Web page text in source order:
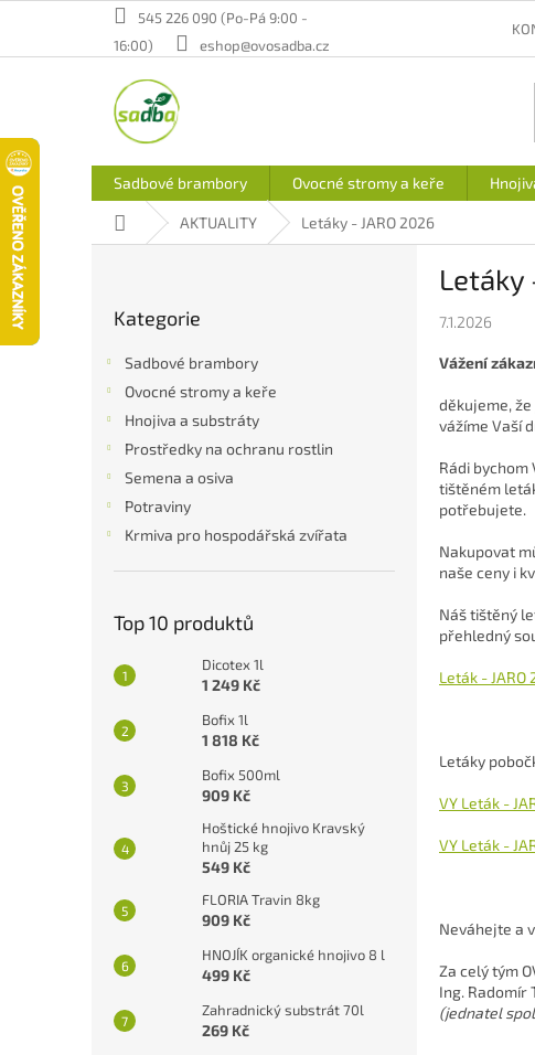
545 226 090 (Po-Pá 9:00 -
16:00)
eshop@ovosadba.cz
Sadbové brambory Ovocné stromy a keře
Domů AKTUALITY Letáky - JARO 2026
kategorie
Kategorie
Sadbové brambory
Ovocné stromy a keře
Hnojiva a substráty
Prostředky na ochranu rostlin
Semena a osiva
Potraviny
Krmiva pro hospodářská zvířata
Top 10 produktů
Dicotex 1l
1 249 Kč
Bofix 1l
1 818 Kč
Bofix 500ml
909 Kč
Hoštické hnojivo Kravský
hnůj 25 kg
549 Kč
FLORIA Travin 8kg
909 Kč
HNOJÍK organické hnojivo 8 l
499 Kč
Zahradnický substrát 70l
269 Kč
Letáky
7.1.2026
Vážení
děkujeme,
vážíme Vaší
Rádi
tištěném
potřebujete.
Nakupovat
naše ceny i
Náš tištěný
přehledný
Leták - JARO
Letáky
VY Leták -
VY Leták -
Neváhejte a
Za celý tým
Ing. Radomír
(jednatel